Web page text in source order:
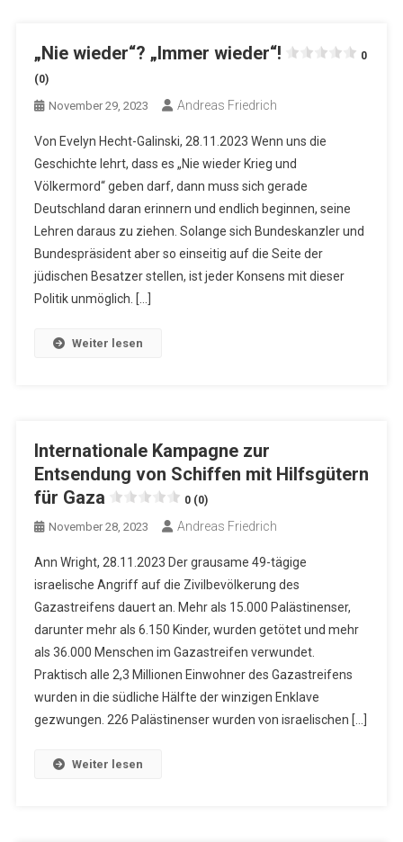
„Nie wieder“? „Immer wieder“!
0
(0)
November 29, 2023 Andreas Friedrich
Von Evelyn Hecht-Galinski, 28.11.2023 Wenn uns die
Geschichte lehrt, dass es „Nie wieder Krieg und
Völkermord“ geben darf, dann muss sich gerade
Deutschland daran erinnern und endlich beginnen, seine
Lehren daraus zu ziehen. Solange sich Bundeskanzler und
Bundespräsident aber so einseitig auf die Seite der
jüdischen Besatzer stellen, ist jeder Konsens mit dieser
Politik unmöglich. […]
Weiter lesen
Internationale Kampagne zur
Entsendung von Schiffen mit Hilfsgütern
für Gaza
0 (0)
November 28, 2023 Andreas Friedrich
Ann Wright, 28.11.2023 Der grausame 49-tägige
israelische Angriff auf die Zivilbevölkerung des
Gazastreifens dauert an. Mehr als 15.000 Palästinenser,
darunter mehr als 6.150 Kinder, wurden getötet und mehr
als 36.000 Menschen im Gazastreifen verwundet.
Praktisch alle 2,3 Millionen Einwohner des Gazastreifens
wurden in die südliche Hälfte der winzigen Enklave
gezwungen. 226 Palästinenser wurden von israelischen […]
Weiter lesen